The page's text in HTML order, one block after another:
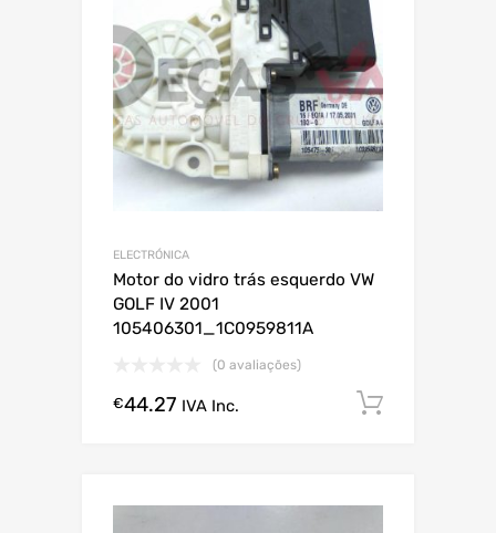
ELECTRÓNICA
Motor do vidro trás esquerdo VW
GOLF IV 2001
105406301_1C0959811A
(0 avaliações)
€44.27 IVA Inc.